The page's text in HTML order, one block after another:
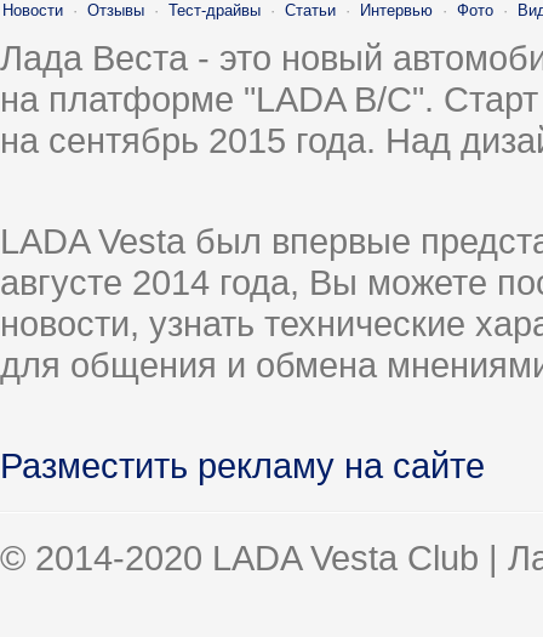
Новости · Отзывы · Тест-драйвы · Статьи · Интервью · Фото ·
Лада Веста - это новый
на платформе "LADA B/C".
на сентябрь 2015 года. Над
LADA Vesta был впервые
августе 2014 года, Вы можете
новости, узнать технические
для общения и обмена
Разместить рекламу на сайте
© 2014-2020 LADA Vesta Club |